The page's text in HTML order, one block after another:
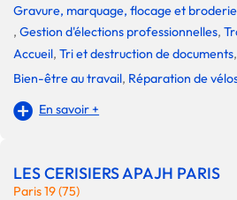
Gravure, marquage, flocage et broderie
, Gestion d'élections professionnelles,
Accueil, Tri et destruction de documents,
Bien-être au travail, Réparation de
En savoir +
LES CERISIERS APAJH PARIS
Paris 19 (75)